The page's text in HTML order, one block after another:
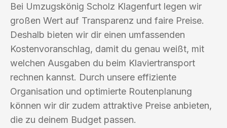
Bei Umzugskönig Scholz Klagenfurt legen wir
großen Wert auf Transparenz und faire Preise.
Deshalb bieten wir dir einen umfassenden
Kostenvoranschlag, damit du genau weißt, mit
welchen Ausgaben du beim Klaviertransport
rechnen kannst. Durch unsere effiziente
Organisation und optimierte Routenplanung
können wir dir zudem attraktive Preise anbieten,
die zu deinem Budget passen.